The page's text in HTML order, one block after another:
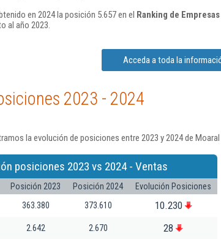
en 2024 la posición 5.657 en el Ranking de
al año 2023.
Acceda a toda la
2023 - 2024
la evolución de posiciones entre 2023 y 2024 de
posiciones 2023 vs 2024 - Ventas
Posición 2023 Posición 2024
Evolución Posiciones
363.380 373.610 10.230
2.642 2.670 28